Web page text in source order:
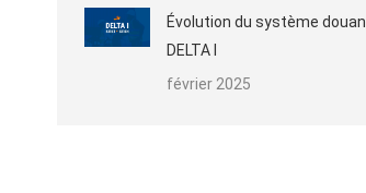
Évolution du système
DELTA I
février 2025